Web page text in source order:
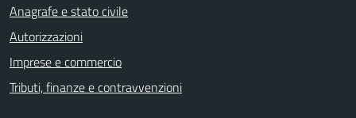
Anagrafe e stato civile
Autorizzazioni
Imprese e commercio
Tributi, finanze e contravvenzioni